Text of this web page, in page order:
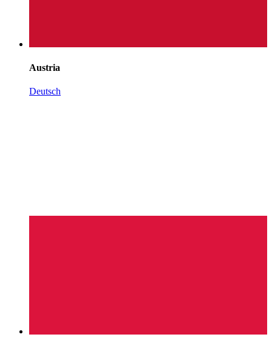
Austria
Deutsch